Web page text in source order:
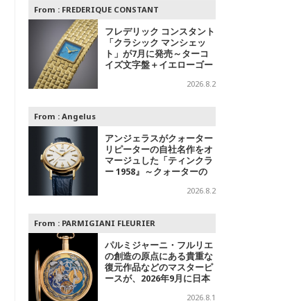
From : FREDERIQUE CONSTANT
フレデリック コンスタント
「クラシック マンシェッ
ト」が7月に発売～ターコ
イズ文字盤＋イエローゴー
字盤＋スチールの2モデル
2026.8.2
From : Angelus
アンジェラスがクォーター
リピーターの自社名作をオ
マージュした「ティンクラ
ー 1958』～クォーターの
2026.8.2
From : PARMIGIANI FLEURIER
パルミジャーニ・フルリエ
の創造の原点にある貴重な
復元作品などのマスターピ
ースが、2026年9月に日本
2026.8.1